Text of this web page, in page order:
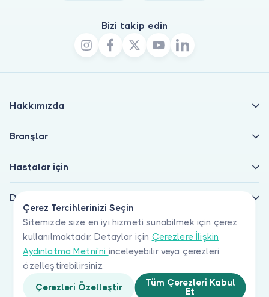
Çerez Tercihlerinizi Seçin
Sitemizde size en iyi hizmeti sunabilmek için çerez
kullanılmaktadır. Detaylar için Çerezlere İlişkin
Aydınlatma Metni'ni inceleyebilir veya çerezleri
özelleştirebilirsiniz.
Çerezleri Özelleştir
Tüm Çerezleri Kabul
Et
Bizi takip edin
Hakkımızda
Branşlar
Hastalar için
Doktorlar için